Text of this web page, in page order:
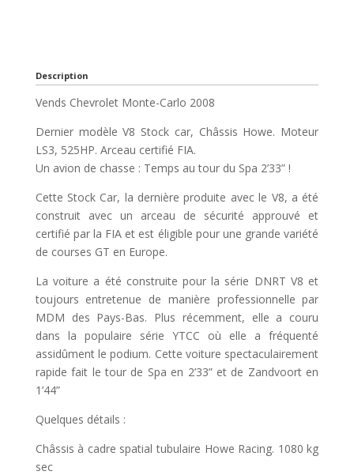
Description
Vends Chevrolet Monte-Carlo 2008
Dernier modèle V8 Stock car, Châssis Howe. Moteur
LS3, 525HP. Arceau certifié FIA.
Un avion de chasse : Temps au tour du Spa 2’33” !
Cette Stock Car, la dernière produite avec le V8, a été
construit avec un arceau de sécurité approuvé et
certifié par la FIA et est éligible pour une grande variété
de courses GT en Europe.
La voiture a été construite pour la série DNRT V8 et
toujours entretenue de manière professionnelle par
MDM des Pays-Bas. Plus récemment, elle a couru
dans la populaire série YTCC où elle a fréquenté
assidûment le podium. Cette voiture spectaculairement
rapide fait le tour de Spa en 2’33” et de Zandvoort en
1’44”
Quelques détails :
Châssis à cadre spatial tubulaire Howe Racing. 1080 kg
sec